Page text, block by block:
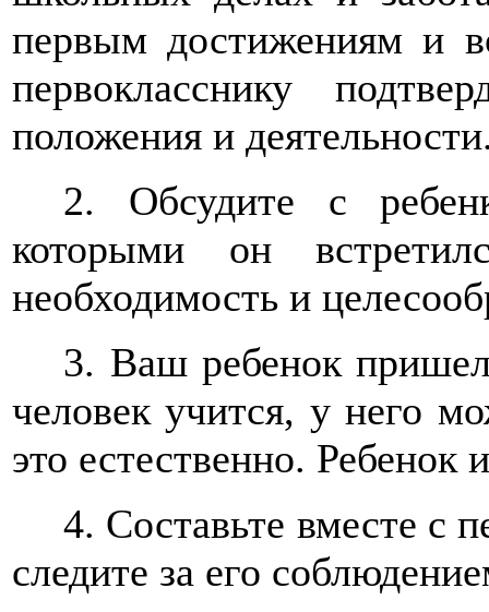
первым достижениям и
первокласснику
положения и
2. Обсудите с
которыми он
необходимость и
3. Ваш ребенок
человек учится, у него
это естественно.
4. Составьте вместе с
следите за его